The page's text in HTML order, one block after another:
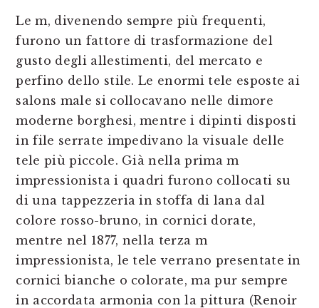
Le m, divenendo sempre più frequenti,
furono un fattore di trasformazione del
gusto degli allestimenti, del mercato e
perfino dello stile. Le enormi tele esposte ai
salons male si collocavano nelle dimore
moderne borghesi, mentre i dipinti disposti
in file serrate impedivano la visuale delle
tele più piccole. Già nella prima m
impressionista i quadri furono collocati su
di una tappezzeria in stoffa di lana dal
colore rosso-bruno, in cornici dorate,
mentre nel 1877, nella terza m
impressionista, le tele verrano presentate in
cornici bianche o colorate, ma pur sempre
in accordata armonia con la pittura (Renoir